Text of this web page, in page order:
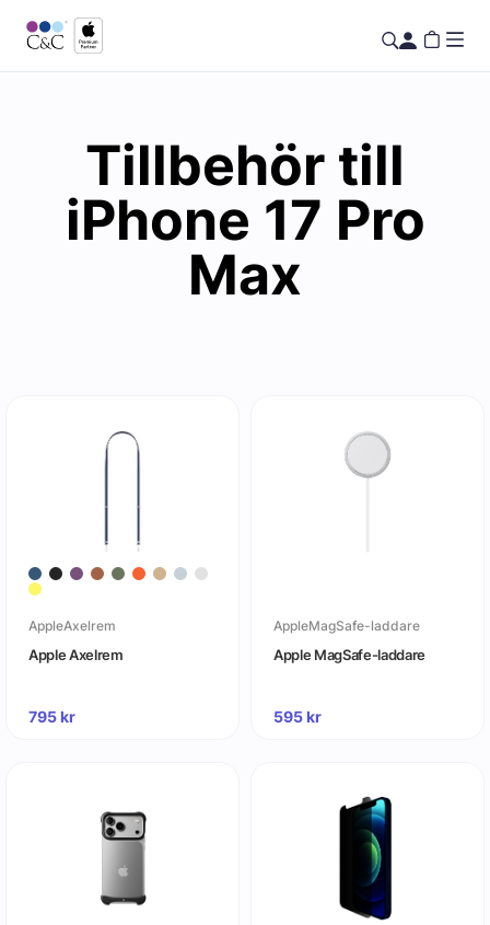
Tillbehör till
iPhone 17 Pro
Max
AppleAxelrem
Apple Axelrem
795kr
AppleMagSafe-laddare
Apple MagSafe-laddare
595kr